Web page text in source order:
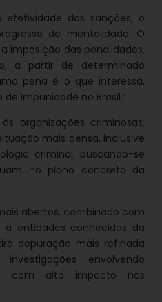
efetividade das sanções, o
de mentalidade. O
imposição das penalidades,
a partir de determinado
pena é o que interessa,
impunidade no Brasil.”
organizações criminosas,
mais densa, inclusive
criminal, buscando-se
no plano concreto da
abertos, combinado com
a entidades conhecidas da
depuração mais refinada
envolvendo
com alto impacto nas